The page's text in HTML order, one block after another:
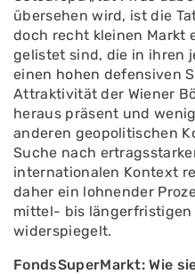
übersehen wird, ist die
doch recht kleinen Markt
gelistet sind, die in ihren
einen hohen defensiven
Attraktivität der Wiener
heraus präsent und
anderen geopolitischen
Suche nach
internationalen Kontext
daher ein lohnender
mittel- bis längerfristigen
widerspiegelt.
FondsSuperMarkt: Wie